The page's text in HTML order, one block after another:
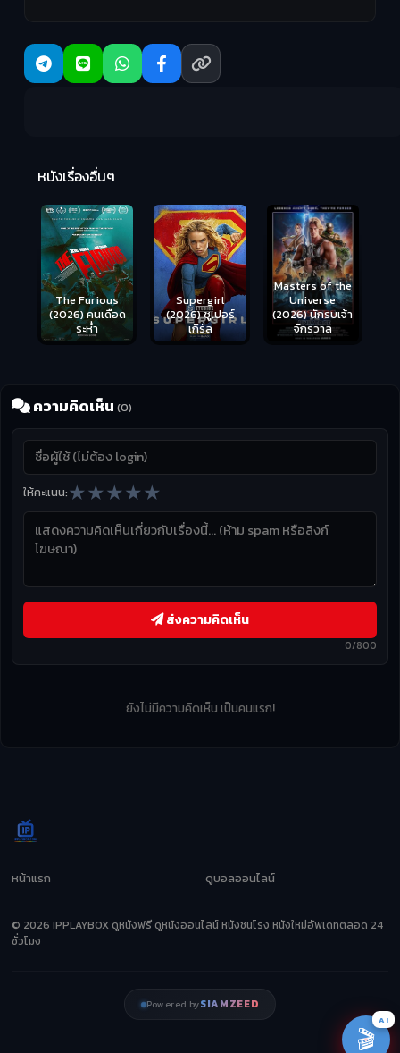
หนังเรื่องอื่นๆ
Supergirl
(2026) ซูเปอร์
เกิร์ล
Masters of the
Universe
(2026) นักรบเจ้า
จักรวาล
ความคิดเห็น (0)
ให้คะแนน:★★★★★
0/800
ส่งความคิดเห็น
ยังไม่มีความคิดเห็น เป็นคนแรก!
หน้าแรก ดูบอลออนไลน์
© 2026 IPPLAYBOX ดูหนังฟรี ดูหนังออนไลน์ หนังชนโรง หนังใหม่อัพเดทตลอด 24
ชั่วโมง
Powered bySIAMZEED
🎬
AI